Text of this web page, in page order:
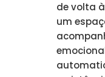
de volta
um